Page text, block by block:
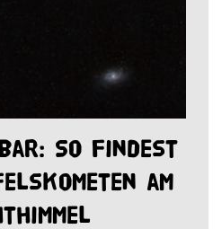
So findest
am